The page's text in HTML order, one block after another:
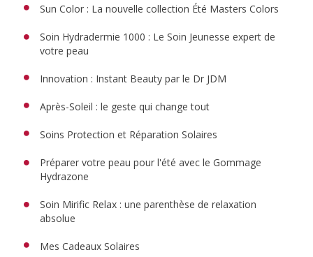
Sun Color : La nouvelle collection Été Masters Colors
Soin Hydradermie 1000 : Le Soin Jeunesse expert de
votre peau
Innovation : Instant Beauty par le Dr JDM
Après-Soleil : le geste qui change tout
Soins Protection et Réparation Solaires
Préparer votre peau pour l'été avec le Gommage
Hydrazone
Soin Mirific Relax : une parenthèse de relaxation
absolue
Mes Cadeaux Solaires